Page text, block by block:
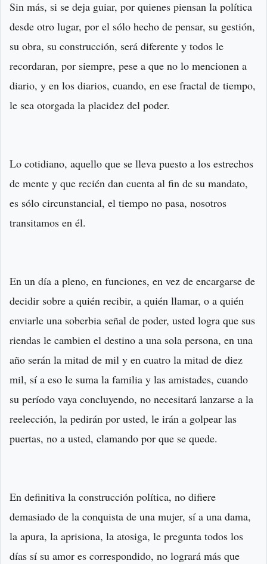
Sin más, si se deja guiar, por quienes piensan la política
desde otro lugar, por el sólo hecho de pensar, su gestión,
su obra, su construcción, será diferente y todos le
recordaran, por siempre, pese a que no lo mencionen a
diario, y en los diarios, cuando, en ese fractal de tiempo,
le sea otorgada la placidez del poder.
Lo cotidiano, aquello que se lleva puesto a los estrechos
de mente y que recién dan cuenta al fin de su mandato,
es sólo circunstancial, el tiempo no pasa, nosotros
transitamos en él.
En un día a pleno, en funciones, en vez de encargarse de
decidir sobre a quién recibir, a quién llamar, o a quién
enviarle una soberbia señal de poder, usted logra que sus
riendas le cambien el destino a una sola persona, en una
año serán la mitad de mil y en cuatro la mitad de diez
mil, sí a eso le suma la familia y las amistades, cuando
su período vaya concluyendo, no necesitará lanzarse a la
reelección, la pedirán por usted, le irán a golpear las
puertas, no a usted, clamando por que se quede.
En definitiva la construcción política, no difiere
demasiado de la conquista de una mujer, sí a una dama,
la apura, la aprisiona, la atosiga, le pregunta todos los
días sí su amor es correspondido, no logrará más que